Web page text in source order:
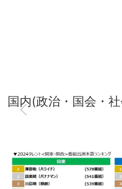
国内(政治・国会・